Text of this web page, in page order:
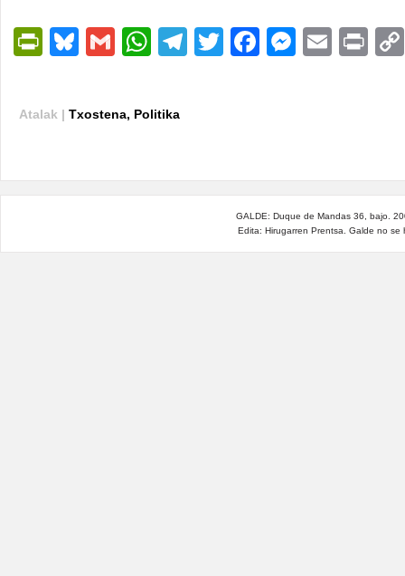
PrintFriendly
Bluesky
GmailWhatsApp
Telegram
TwitterFacebook
Email
Atalak | Txostena, Politika
GALDE: Duque de Mandas 36, bajo.
Edita: Hirugarren Prentsa. Galde no